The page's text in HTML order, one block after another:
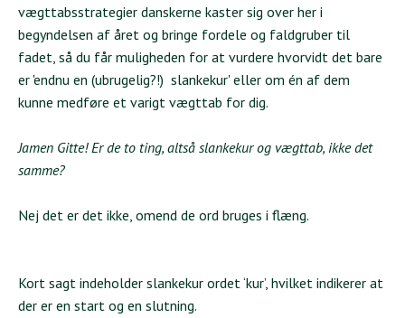
vægttabsstrategier danskerne kaster sig over her i
begyndelsen af året og bringe fordele og faldgruber til
fadet, så du får muligheden for at vurdere hvorvidt det bare
er 'endnu en (ubrugelig?!) slankekur' eller om én af dem
kunne medføre et varigt vægttab for dig.
Jamen Gitte! Er de to ting, altså slankekur og vægttab, ikke det
samme?
Nej det er det ikke, omend de ord bruges i flæng.
Kort sagt indeholder slankekur ordet ‘kur’, hvilket indikerer at
der er en start og en slutning.